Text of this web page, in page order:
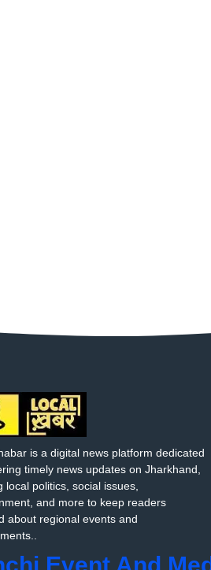
is a digital news platform dedicated
timely news updates on Jharkhand,
local politics, social issues,
and more to keep readers
about regional events and